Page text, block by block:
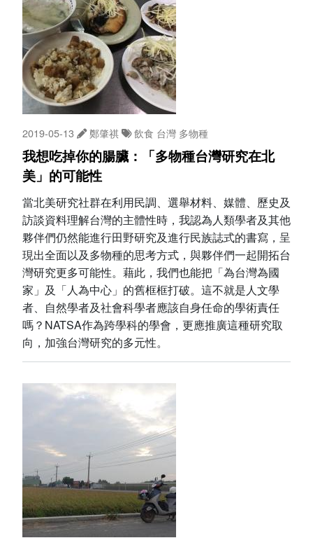
2019-05-13 鄭肇祺 飲食 台灣 多物種
我想吃掉你的腸臟：「多物種台灣研究在北
美」的可能性
當北美研究社群在利用民調、選舉材料、媒體、歷史及
訪談資料理解台灣的主體性時，我認為人類學者及其他
夥伴們仍然能進行田野研究及進行民族誌式的書寫，呈
現出全面以及多物種的思考方式，與夥伴們一起開拓台
灣研究更多可能性。藉此，我們也能把「為台灣為國
家」及「人為中心」的舊框框打破。這不就是人文學
者、自然學者及社會科學者應該自身任命的學術責任
嗎？NATSA作為跨學科的學會，更應推廣這種研究取
向，加強台灣研究的多元性。